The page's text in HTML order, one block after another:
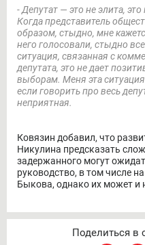
- Депутат — это не элита,
Когда представитель
образом, стыдно, мне
него голосовали, стыдно
ситуация, связанная с
депутата, это не дает
выборам. Меня эта
если говорить про весь
неприятная.
Ковязин добавил, что
Никулина предсказать
задержанного могут
руководство, в том числе
Быкова, однако их может и
Поделиться в